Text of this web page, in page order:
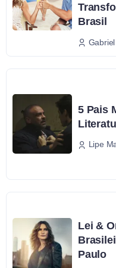
Brasil
5 Pais
Lipe
Lei &
Paulo